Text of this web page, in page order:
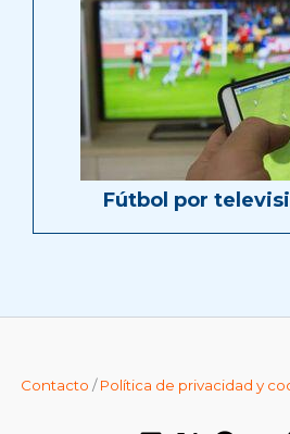
Fútbol por
Contacto /Política de privacidad y